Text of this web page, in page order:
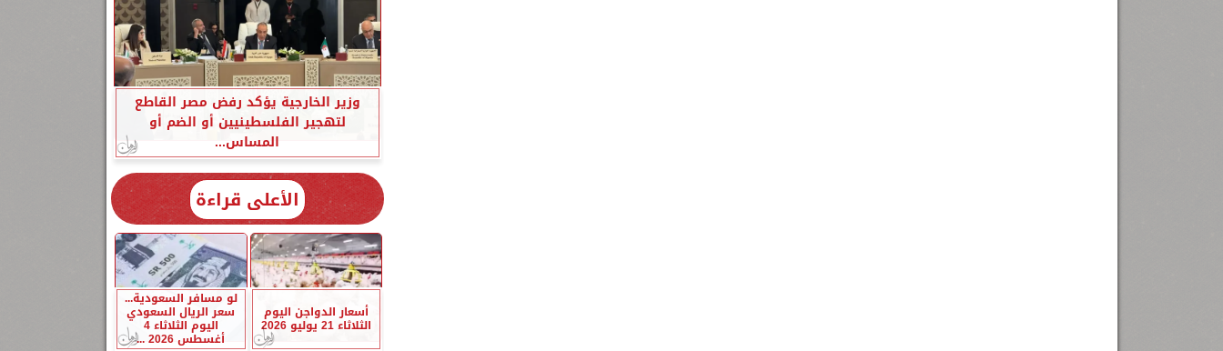
وزير الخارجية يؤكد رفض مصر القاطع
لتهجير الفلسطينيين أو الضم أو
المساس...
الأعلى قراءة
أسعار الدواجن اليوم
الثلاثاء 21 يوليو 2026
لو مسافر السعودية...
سعر الريال السعودي
اليوم الثلاثاء 4
أغسطس 2026 ...